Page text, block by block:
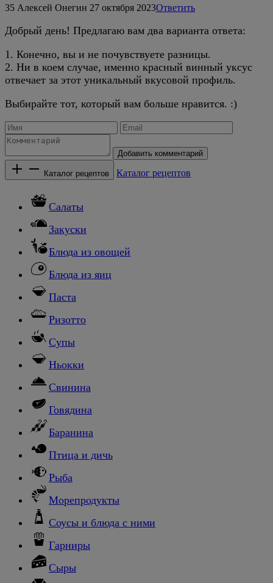
35 Алексей Онегин 27 октября 2023Ответить
Добрый день! Предлагаю вам два варианта ответа:
1. Конечно, вы и не почувствуете разницы.
2. Ни в коем случае, именно красный винный уксус
отвечает за этот уникальный вкусовой профиль.
Выбирайте тот, который вам больше нравится. :)
Добавить комментарий
Каталог рецептов Каталог рецептов
Салаты
Закуски
Блюда из овощей
Блюда из яиц
Паста
Ризотто
Супы
Ньокки
Свинина
Говядина
Баранина
Птица и дичь
Рыба
Морепродукты
Соусы и блюда с ними
Гарниры
Сыры